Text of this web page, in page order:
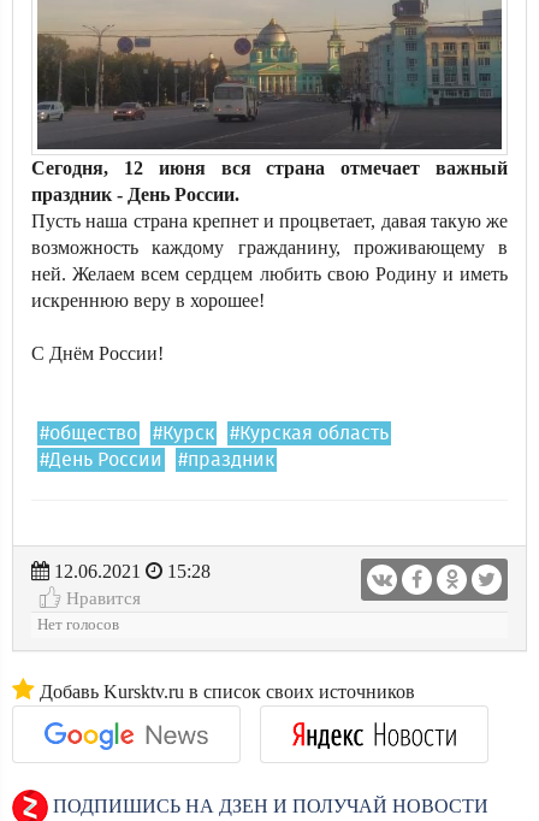
Сегодня, 12 июня вся страна отмечает важный
праздник - День России.
Пусть наша страна крепнет и процветает, давая такую же
возможность каждому гражданину, проживающему в
ней. Желаем всем сердцем любить свою Родину и иметь
искреннюю веру в хорошее!
С Днём России!
#общество #Курск
#Курская область
#День России
#праздник
12.06.2021
15:28
Нравится
Нет голосов
Добавь Kursktv.ru в список своих источников
ПОДПИШИСЬ НА ДЗЕН И ПОЛУЧАЙ НОВОСТИ